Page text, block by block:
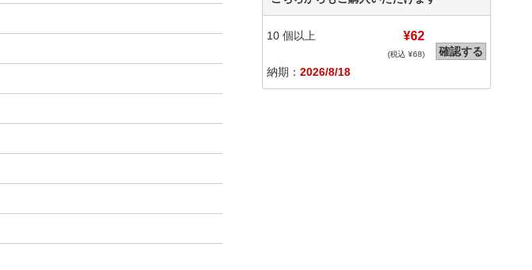
10 個以上 ¥62
(税込 ¥68)
納期： 2026/8/18
確認する